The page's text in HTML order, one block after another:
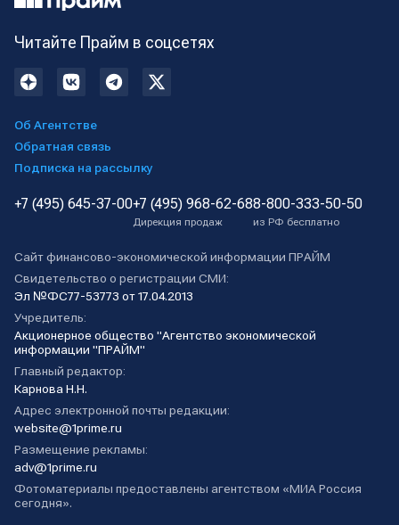
Читайте Прайм в соцсетях
Об Агентстве
Обратная связь
Подписка на рассылку
+7 (495) 645-37-00+7 (495) 968-62-68
Дирекция продаж
8-800-333-50-50
из РФ бесплатно
Сайт финансово-экономической информации ПРАЙМ
Свидетельство о регистрации СМИ:
Эл №ФС77-53773 от 17.04.2013
Учредитель:
Акционерное общество "Агентство экономической
информации "ПРАЙМ"
Главный редактор:
Карнова Н.Н.
Адрес электронной почты редакции:
website@1prime.ru
Размещение рекламы:
adv@1prime.ru
Фотоматериалы предоставлены агентством «МИА Россия
сегодня».